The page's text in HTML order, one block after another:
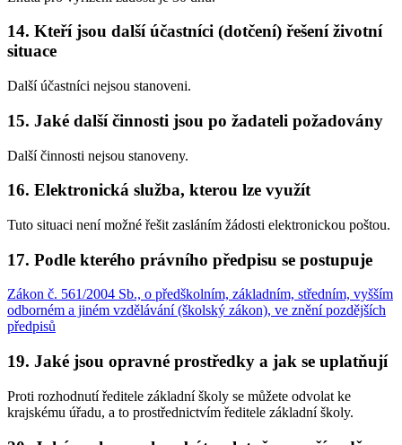
14. Kteří jsou další účastníci (dotčení) řešení životní
situace
Další účastníci nejsou stanoveni.
15. Jaké další činnosti jsou po žadateli požadovány
Další činnosti nejsou stanoveny.
16. Elektronická služba, kterou lze využít
Tuto situaci není možné řešit zasláním žádosti elektronickou poštou.
17. Podle kterého právního předpisu se postupuje
Zákon č. 561/2004 Sb., o předškolním, základním, středním, vyšším
odborném a jiném vzdělávání (školský zákon), ve znění pozdějších
předpisů
19. Jaké jsou opravné prostředky a jak se uplatňují
Proti rozhodnutí ředitele základní školy se můžete odvolat ke
krajskému úřadu, a to prostřednictvím ředitele základní školy.